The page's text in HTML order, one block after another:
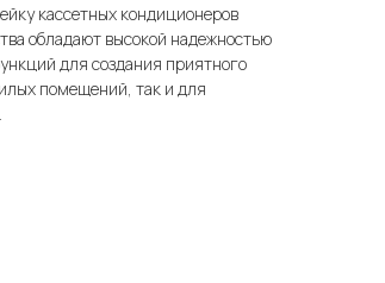
кассетных кондиционеров
обладают высокой надежностью
для создания приятного
помещений, так и для